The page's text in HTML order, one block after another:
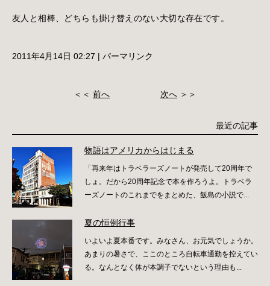
友人と相棒、どちらも掛け替えのない大切な存在です。
2011年4月14日 02:27 | パーマリンク
＜＜ 前へ 次へ ＞＞
最近の記事
物語はアメリカからはじまる
「再来年はトラベラーズノートが発売して20周年で
しょ。だから20周年記念で本を作ろうよ。トラベラ
ーズノートのこれまでをまとめた、飯島の小説で...
夏の恒例行事
いよいよ夏本番です。みなさん、お元気でしょうか。
あまりの暑さで、ここのところ自転車通勤を控えてい
る。なんとなく体が本調子でないという理由も...